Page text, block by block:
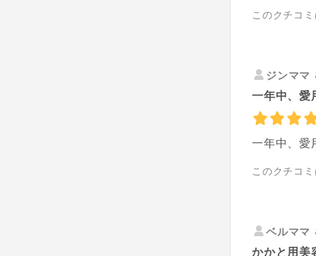
このクチコ
ジンママ
一年中、愛
一年中、愛
このクチコ
ベルママ
かかと用美